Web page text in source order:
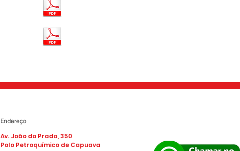
Endereço​
Av. João do Prado, 350
Polo Petroquímico de Capuava